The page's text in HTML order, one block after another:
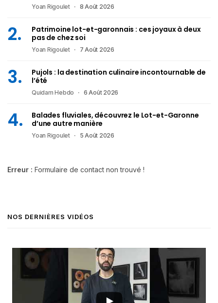
Yoan Rigoulet 8 Août 2026
Patrimoine lot-et-garonnais : ces joyaux à deux
pas de chez soi
Yoan Rigoulet 7 Août 2026
Pujols : la destination culinaire incontournable de
l’été
Quidam Hebdo 6 Août 2026
Balades fluviales, découvrez le Lot-et-Garonne
d’une autre manière
Yoan Rigoulet 5 Août 2026
Erreur : Formulaire de contact non trouvé !
NOS DERNIÈRES VIDÉOS